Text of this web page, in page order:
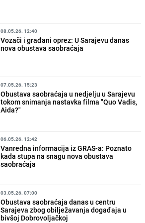
08.05.26. 12:40
Vozači i građani oprez: U Sarajevu danas
nova obustava saobraćaja
07.05.26. 15:23
Obustava saobraćaja u nedjelju u Sarajevu
tokom snimanja nastavka filma "Quo Vadis,
Aida?"
06.05.26. 12:42
Vanredna informacija iz GRAS-a: Poznato
kada stupa na snagu nova obustava
saobraćaja
03.05.26. 07:00
Obustava saobraćaja danas u centru
Sarajeva zbog obilježavanja događaja u
bivšoj Dobrovoljačkoj